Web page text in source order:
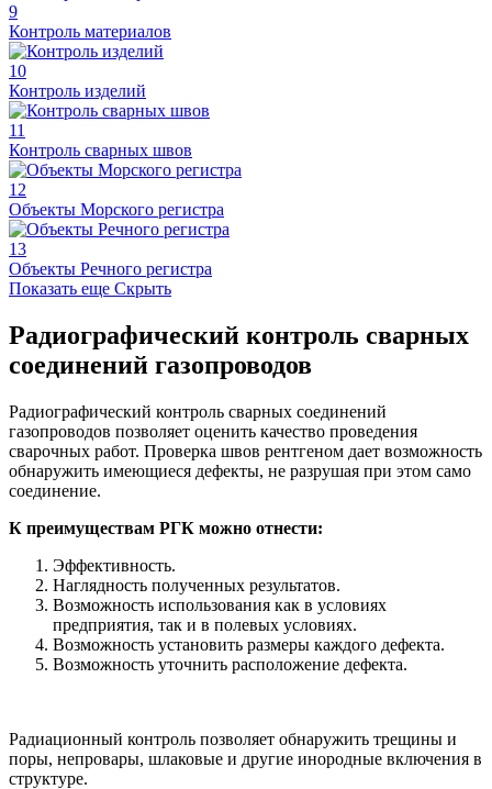
9
Контроль материалов
10
Контроль изделий
11
Контроль сварных швов
12
Объекты Морского регистра
13
Объекты Речного регистра
Показать еще Скрыть
Радиографический контроль сварных
соединений газопроводов
Радиографический контроль сварных соединений
газопроводов позволяет оценить качество проведения
сварочных работ. Проверка швов рентгеном дает возможность
обнаружить имеющиеся дефекты, не разрушая при этом само
соединение.
К преимуществам РГК можно отнести:
Эффективность.
Наглядность полученных результатов.
Возможность использования как в условиях
предприятия, так и в полевых условиях.
Возможность установить размеры каждого дефекта.
Возможность уточнить расположение дефекта.
Радиационный контроль позволяет обнаружить трещины и
поры, непровары, шлаковые и другие инородные включения в
структуре.